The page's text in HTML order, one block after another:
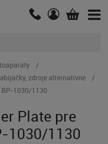
zdroje alternatívne
BP-1030/1130
Plate pre
1030/1130